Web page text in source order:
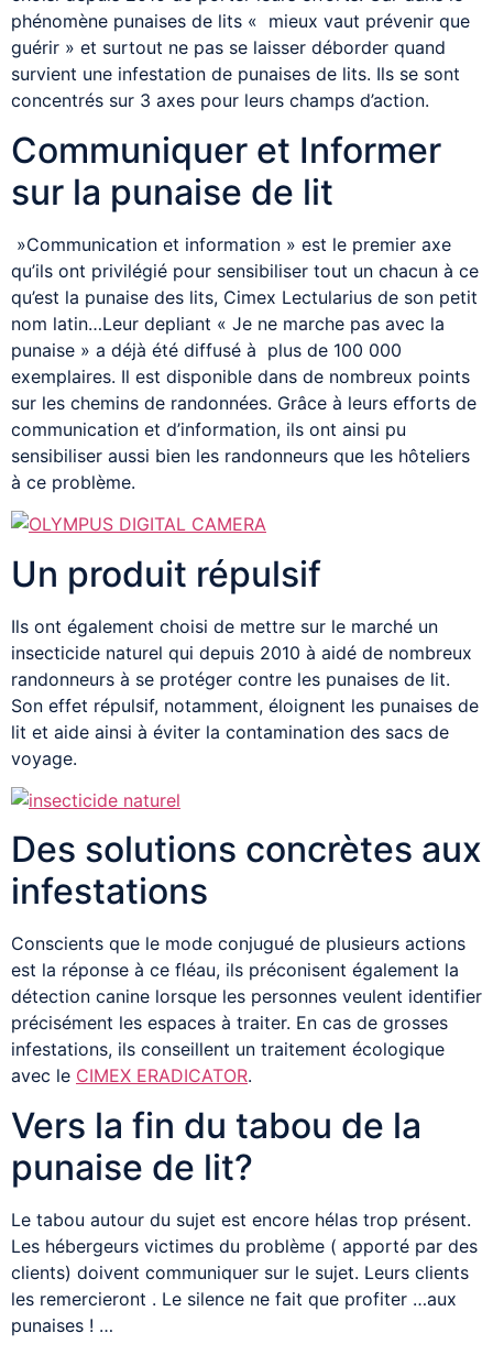
phénomène punaises de lits « mieux vaut prévenir que
guérir » et surtout ne pas se laisser déborder quand
survient une infestation de punaises de lits. Ils se sont
concentrés sur 3 axes pour leurs champs d’action.
Communiquer et Informer
sur la punaise de lit
»Communication et information » est le premier axe
qu’ils ont privilégié pour sensibiliser tout un chacun à ce
qu’est la punaise des lits, Cimex Lectularius de son petit
nom latin…Leur depliant « Je ne marche pas avec la
punaise » a déjà été diffusé à plus de 100 000
exemplaires. Il est disponible dans de nombreux points
sur les chemins de randonnées. Grâce à leurs efforts de
communication et d’information, ils ont ainsi pu
sensibiliser aussi bien les randonneurs que les hôteliers
à ce problème.
Un produit répulsif
Ils ont également choisi de mettre sur le marché un
insecticide naturel qui depuis 2010 à aidé de nombreux
randonneurs à se protéger contre les punaises de lit.
Son effet répulsif, notamment, éloignent les punaises de
lit et aide ainsi à éviter la contamination des sacs de
voyage.
Des solutions concrètes aux
infestations
Conscients que le mode conjugué de plusieurs actions
est la réponse à ce fléau, ils préconisent également la
détection canine lorsque les personnes veulent identifier
précisément les espaces à traiter. En cas de grosses
infestations, ils conseillent un traitement écologique
avec le CIMEX ERADICATOR.
Vers la fin du tabou de la
punaise de lit?
Le tabou autour du sujet est encore hélas trop présent.
Les hébergeurs victimes du problème ( apporté par des
clients) doivent communiquer sur le sujet. Leurs clients
les remercieront . Le silence ne fait que profiter …aux
punaises ! …